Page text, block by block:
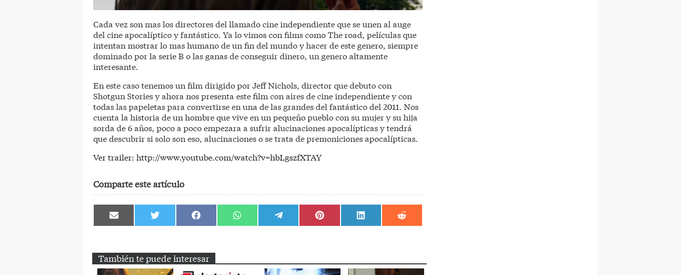
Cada vez son mas los directores del llamado cine independiente que se unen al auge
del cine apocalíptico y fantástico. Ya lo vimos con films como The road, películas que
intentan mostrar lo mas humano de un fin del mundo y hacer de este genero, siempre
dominado por la serie B o las ganas de conseguir dinero, un genero altamente
interesante.
En este caso tenemos un film dirigido por Jeff Nichols, director que debuto con
Shotgun Stories y ahora nos presenta este film con aires de cine independiente y con
todas las papeletas para convertirse en una de las grandes del fantástico del 2011. Nos
cuenta la historia de un hombre que vive en un pequeño pueblo con su mujer y su hija
sorda de 6 años, poco a poco empezara a sufrir alucinaciones apocalípticas y tendrá
que descubrir si solo son eso, alucinaciones o se trata de premoniciones apocalípticas.
Ver trailer: http://www.youtube.com/watch?v=hbLgszfXTAY
Comparte este artículo
Compartir
en
Compartir
en
Compartir
en
Compartir
en
Compartir
en
Compartir
en
Compartir
en
Compartir
en
También te puede interesar